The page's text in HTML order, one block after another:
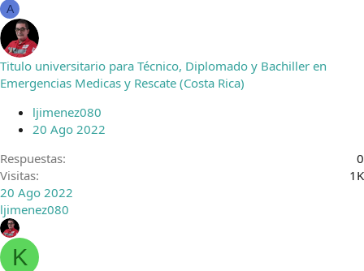
A
Titulo universitario para Técnico, Diplomado y Bachiller en
Emergencias Medicas y Rescate (Costa Rica)
ljimenez080
20 Ago 2022
Respuestas
0
Visitas
1K
20 Ago 2022
ljimenez080
K